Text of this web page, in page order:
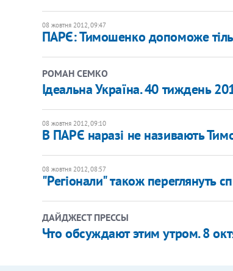
08 жовтня 2012, 09:47
ПАРЄ: Тимошенко допоможе
РОМАН СЕМКО
Ідеальна Україна. 40 тиждень
08 жовтня 2012, 09:10
В ПАРЄ наразі не називають
08 жовтня 2012, 08:57
"Регіонали" також переглянуть
ДАЙДЖЕСТ ПРЕССЫ
Что обсуждают этим утром. 8